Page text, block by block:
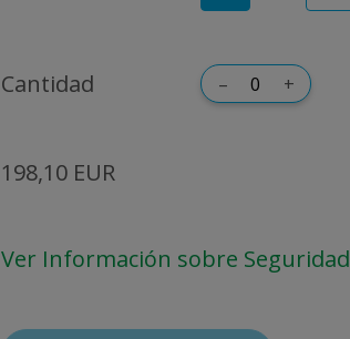
Cantidad – +
198,10 EUR
Ver Información sobre Seguridad